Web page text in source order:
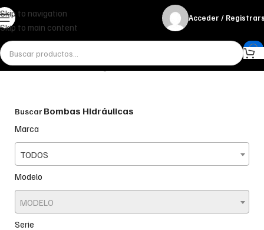
Skip to navigation
Skip to main content
Acceder /
InicioBombas HidráulicasReguladores
Buscar Bombas Hidráulicas
Marca
TODOS
Modelo
MODELO
Serie